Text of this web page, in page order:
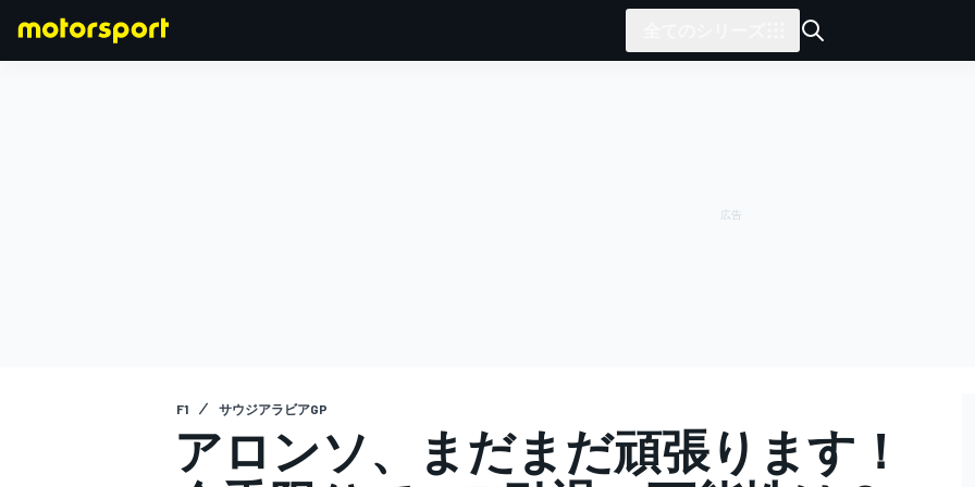
F1 サウジアラビアGP
アロンソ、まだまだ頑張ります！